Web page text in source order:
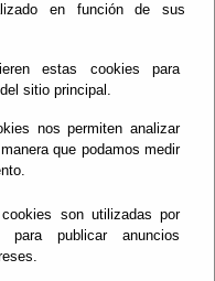
en función de sus
estas cookies para
sitio principal.
nos permiten analizar
que podamos medir
son utilizadas por
para publicar anuncios
innovadores de